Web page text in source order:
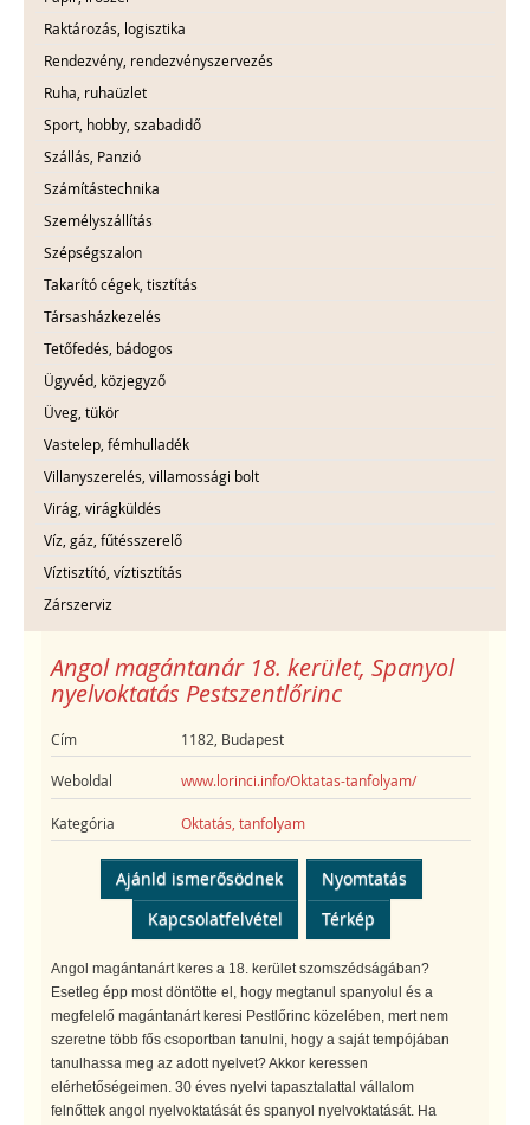
Raktározás, logisztika
Rendezvény, rendezvényszervezés
Ruha, ruhaüzlet
Sport, hobby, szabadidő
Szállás, Panzió
Számítástechnika
Személyszállítás
Szépségszalon
Takarító cégek, tisztítás
Társasházkezelés
Tetőfedés, bádogos
Ügyvéd, közjegyző
Üveg, tükör
Vastelep, fémhulladék
Villanyszerelés, villamossági bolt
Virág, virágküldés
Víz, gáz, fűtésszerelő
Víztisztító, víztisztítás
Zárszerviz
Angol magántanár 18. kerület, Spanyol
nyelvoktatás Pestszentlőrinc
Cím 1182, Budapest
Weboldal www.lorinci.info/Oktatas-tanfolyam/
Kategória Oktatás, tanfolyam
Ajánld ismerősödnek
Nyomtatás
Kapcsolatfelvétel
Térkép
Angol magántanárt keres a 18. kerület szomszédságában?
Esetleg épp most döntötte el, hogy megtanul spanyolul és a
megfelelő magántanárt keresi Pestlőrinc közelében, mert nem
szeretne több fős csoportban tanulni, hogy a saját tempójában
tanulhassa meg az adott nyelvet? Akkor keressen
elérhetőségeimen. 30 éves nyelvi tapasztalattal vállalom
felnőttek angol nyelvoktatását és spanyol nyelvoktatását. Ha